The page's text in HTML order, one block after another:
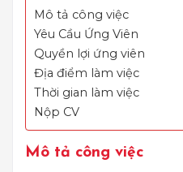
Mô tả công việc
Yêu Cầu Ứng Viên
Quyền lợi ứng viên
Địa điểm làm việc
Thời gian làm việc
Nộp CV
Mô tả công việc